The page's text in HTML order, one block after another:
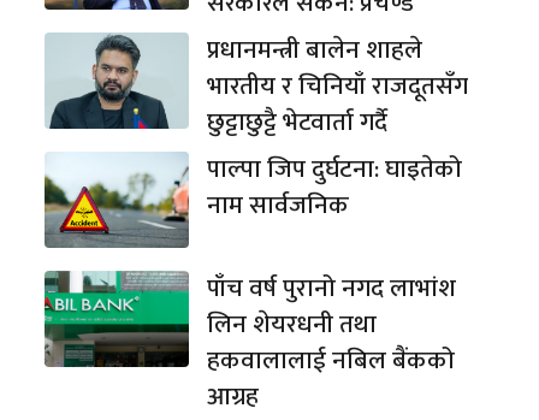
प्रधानमन्त्री बालेन शाहले
भारतीय र चिनियाँ राजदूतसँग
छुट्टाछुट्टै भेटवार्ता गर्दै
पाल्पा जिप दुर्घटना: घाइतेको
नाम सार्वजनिक
पाँच वर्ष पुरानो नगद लाभांश
लिन शेयरधनी तथा
हकवालालाई नबिल बैंकको
आग्रह